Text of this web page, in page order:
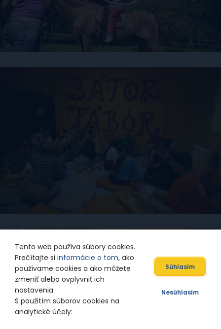
Tento web používa súbory cookies.
Prečítajte si informácie o tom, ako
používame cookies a ako môžete
zmeniť alebo ovplyvniť ich
nastavenia.
S použitím súborov cookies na
analytické účely:
Súhlasím
Nesúhlasím